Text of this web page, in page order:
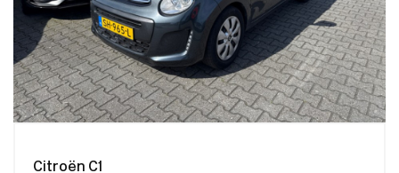
Citroën C1